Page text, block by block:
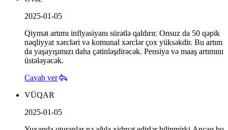
2025-01-05
Qiymət artımı inflyasiyanı sürətlə qaldırır. Onsuz da 50 qəpik
nəqliyyat xərcləri və komunal xərclər çox yüksəkdir. Bu artım
da yaşayışımızı daha çətinləşdirəcək. Pensiya və maaş artımını
üstələyəcək.
Cavab ver
VÜQAR
2025-01-05